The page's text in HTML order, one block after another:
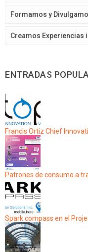
Formamos y
Creamos Experiencias
ENTRADAS
Francis Ortiz Chief
Patrones de consumo a
Spark compass en el